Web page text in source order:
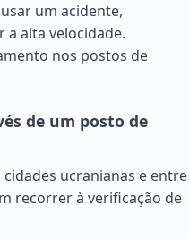
um acidente,
a alta velocidade.
nos postos de
de um posto de
ucranianas e entre
recorrer à verificação de